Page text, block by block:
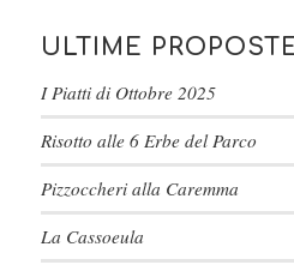
ULTIME
I Piatti di Ottobre 2025
Risotto alle 6 Erbe del Parco
Pizzoccheri alla Caremma
La Cassoeula